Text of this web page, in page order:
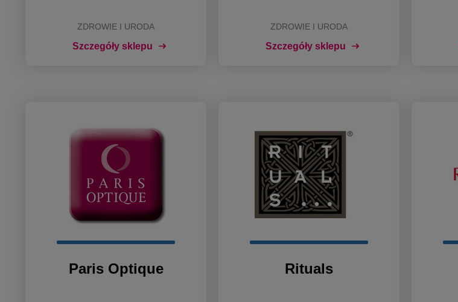
ZDROWIE I URODA
Szczegóły sklepu
ZDROWIE I URODA
Szczegóły sklepu
Paris Optique Rituals